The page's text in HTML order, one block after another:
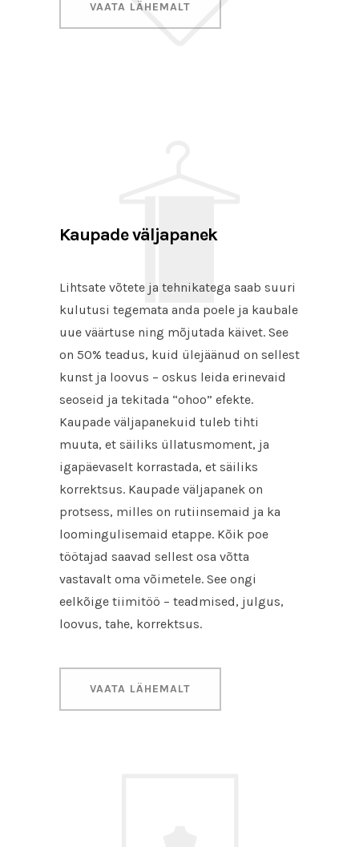
VAATA LÄHEMALT
Kaupade väljapanek
Lihtsate võtete ja tehnikatega saab suuri
kulutusi tegemata anda poele ja kaubale
uue väärtuse ning mõjutada käivet. See
on 50% teadus, kuid ülejäänud on sellest
kunst ja loovus – oskus leida erinevaid
seoseid ja tekitada “ohoo” efekte.
Kaupade väljapanekuid tuleb tihti
muuta, et säiliks üllatusmoment, ja
igapäevaselt korrastada, et säiliks
korrektsus. Kaupade väljapanek on
protsess, milles on rutiinsemaid ja ka
loomingulisemaid etappe. Kõik poe
töötajad saavad sellest osa võtta
vastavalt oma võimetele. See ongi
eelkõige tiimitöö – teadmised, julgus,
loovus, tahe, korrektsus.
VAATA LÄHEMALT